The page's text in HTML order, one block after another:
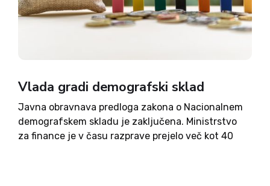
Vlada gradi demografski sklad
Javna obravnava predloga zakona o Nacionalnem
demografskem skladu je zaključena. Ministrstvo
za finance je v času razprave prejelo več kot 40